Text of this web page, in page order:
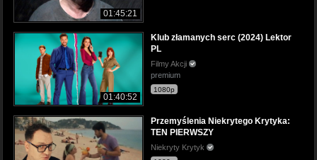
01:45:21
01:40:52
Klub złamanych serc (2024) Lektor
PL
Filmy Akcji
premium
1080p
Przemyślenia Niekrytego Krytyka:
TEN PIERWSZY
Niekryty Krytyk